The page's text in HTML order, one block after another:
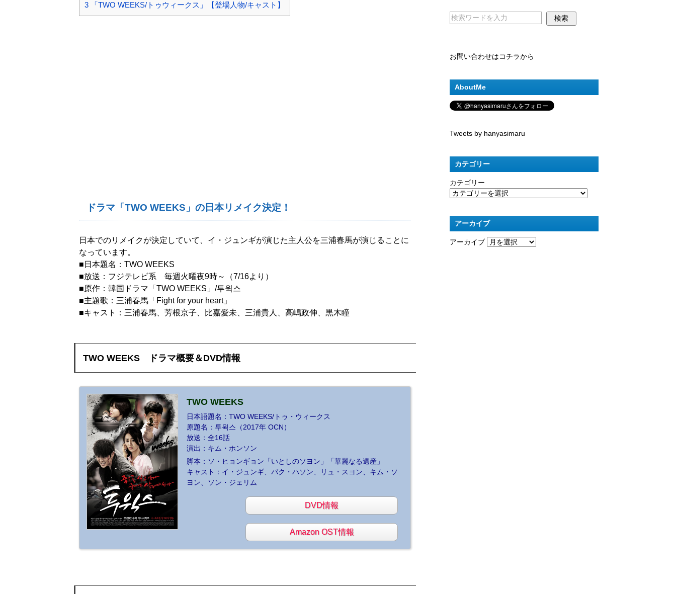
3 「TWO WEEKS/トゥウィークス」【登場人物/キャスト】
ドラマ「TWO WEEKS」の日本リメイク決定！
日本でのリメイクが決定していて、イ・ジュンギが演じた主人公を三浦春馬が演じることに
なっています。
■日本題名：TWO WEEKS
■放送：フジテレビ系 毎週火曜夜9時～（7/16より）
■原作：韓国ドラマ「TWO WEEKS」/투윅스
■主題歌：三浦春馬「Fight for your heart」
■キャスト：三浦春馬、芳根京子、比嘉愛未、三浦貴人、高嶋政伸、黒木瞳
TWO WEEKSドラマ概要＆DVD情報
TWO WEEKS
日本語題名：TWO WEEKS/トゥ・ウィークス
原題名：투윅스（2017年 OCN）
放送：全16話
演出：キム・ホンソン
脚本：ソ・ヒョンギョン「いとしのソヨン」「華麗なる遺産」
キャスト：イ・ジュンギ、パク・ハソン、リュ・スヨン、キム・ソ
ヨン、ソン・ジェリム
DVD情報
Amazon OST情報
お問い合わせはコチラから
AboutMe
Tweets by hanyasimaru
カテゴリー
カテゴリー
アーカイブ
アーカイブ